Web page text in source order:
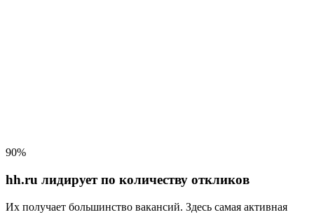
90%
hh.ru лидирует по количеству откликов
Их получает большинство вакансий. Здесь самая активная